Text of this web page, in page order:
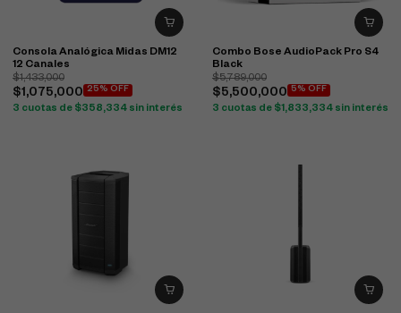
Consola Analógica Midas DM12
12 Canales
$1,433,000
$1,075,000 25% OFF
3 cuotas de $358,334 sin interés
Combo Bose AudioPack Pro S4
Black
$5,789,000
$5,500,000 5% OFF
3 cuotas de $1,833,334 sin interés